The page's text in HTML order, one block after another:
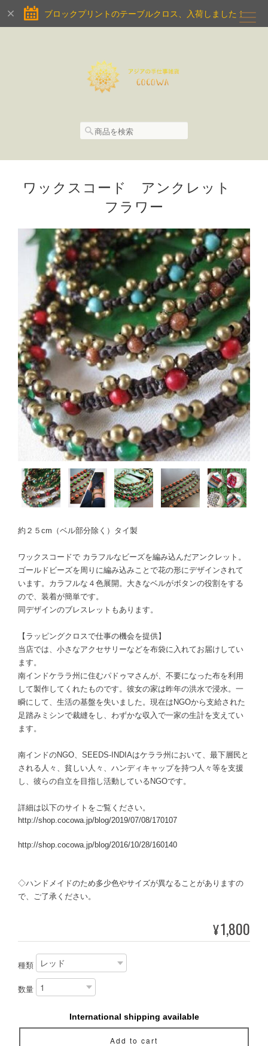
ブロックプリントのテーブルクロス、入荷しました！
ワックスコード アンクレット
フラワー
約２５cm（ベル部分除く）タイ製
ワックスコードで カラフルなビーズを編み込んだアンクレット。
ゴールドビーズを周りに編み込みことで花の形にデザインされて
います。カラフルな４色展開。大きなベルがボタンの役割をする
ので、装着が簡単です。
同デザインのブレスレットもあります。
【ラッピングクロスで仕事の機会を提供】
当店では、小さなアクセサリーなどを布袋に入れてお届けしてい
ます。
南インドケララ州に住むパドゥマさんが、不要になった布を利用
して製作してくれたものです。彼女の家は昨年の洪水で浸水。一
瞬にして、生活の基盤を失いました。現在はNGOから支給された
足踏みミシンで裁縫をし、わずかな収入で一家の生計を支えてい
ます。
南インドのNGO、SEEDS-INDIAはケララ州において、最下層民と
される人々、貧しい人々、ハンディキャップを持つ人々等を支援
し、彼らの自立を目指し活動しているNGOです。
詳細は以下のサイトをご覧ください。
http://shop.cocowa.jp/blog/2019/07/08/170107
http://shop.cocowa.jp/blog/2016/10/28/160140
◇ハンドメイドのため多少色やサイズが異なることがありますの
で、ご了承ください。
¥1,800
種類
数量
International shipping available
Add to cart